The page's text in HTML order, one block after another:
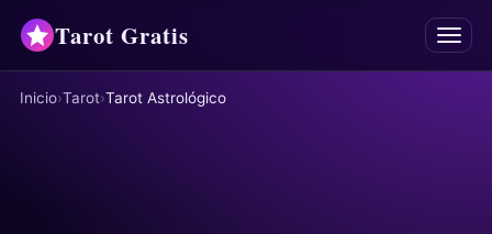
Tarot Gratis Menú
Tarot
Inicio Tarot Tarot Astrológico